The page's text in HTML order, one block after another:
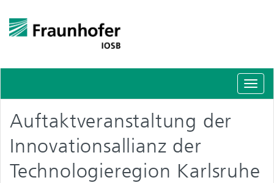
Auftaktveranstaltung der
Innovationsallianz der
Technologieregion Karlsruhe